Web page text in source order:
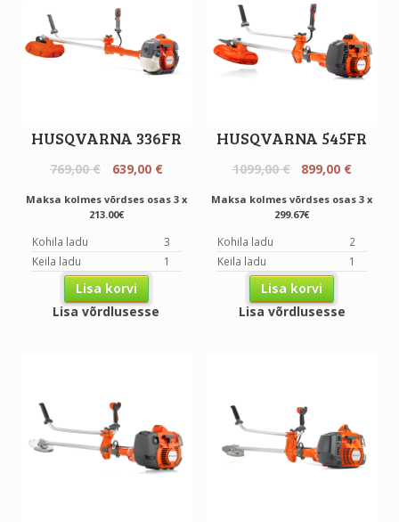
HUSQVARNA 336FR
769,00€
Original
was:
639,00 €Current
is:
Maksa kolmes võrdses osas 3 x
213.00€
Kohila ladu
3
Keila ladu
1
Lisa korvi
Lisa võrdlusesse
HUSQVARNA 545FR
1099,00€
Original
was:
899,00 €
is:
Maksa kolmes võrdses osas 3 x
299.67€
Kohila ladu
2
Keila ladu
1
Lisa korvi
Lisa võrdlusesse